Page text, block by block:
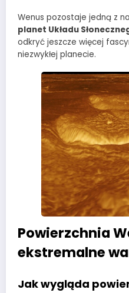
Wenus pozostaje jedną z
planet Układu
odkryć jeszcze więcej
niezwykłej planecie.
Powierzchnia
ekstremalne
Jak wygląda